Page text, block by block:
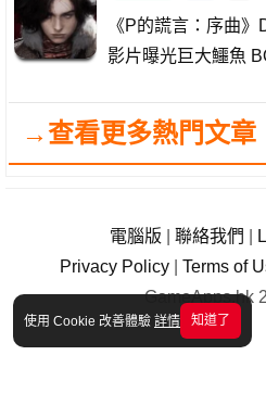
使用 Cookie 改善體驗 詳情 知道了
《P的謊言：序曲
影片曝光巨大鱷魚
→查看更多熱門文章
電腦版 聯絡我們
Privacy Policy
Terms of
GameApps.hk